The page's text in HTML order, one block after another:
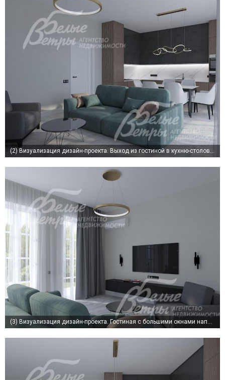
(2) Визуализация дизайн-проекта. Выход из гостиной в кухню-столовую через эффектный портал
(3) Визуализация дизайн-проекта. Гостиная с большими окнами наполнена дневным светом